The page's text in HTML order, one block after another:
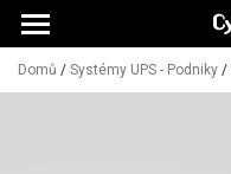
Domů / Systémy UPS - Podniky /